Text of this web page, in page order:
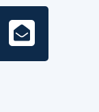
E-
Mail